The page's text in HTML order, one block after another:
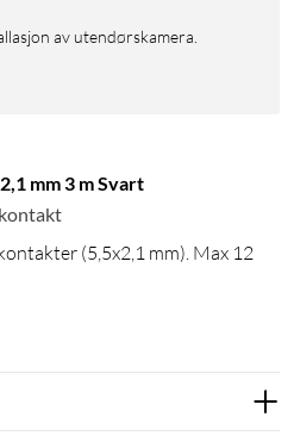
av utendørskamera.
mm 3 m Svart
(5,5x2,1 mm). Max 12